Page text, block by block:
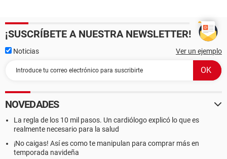
¡SUSCRÍBETE A NUESTRA NEWSLETTER!
Noticias Ver un ejemplo
NOVEDADES
La regla de los 10 mil pasos. Un cardiólogo explicó lo que es
realmente necesario para la salud
¡No caigas! Así es como te manipulan para comprar más en
temporada navideña